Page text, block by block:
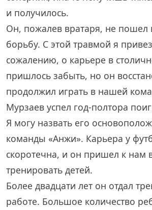
и получилось.
Он, пожалев вратаря, не пошел
борьбу. С этой травмой я
сожалению, о карьере в
пришлось забыть, но он
продолжил играть в нашей
Мурзаев успел год-полтора
Я могу назвать его
команды «Анжи». Карьера у
скоротечна, и он пришел к нам
тренировать детей.
Более двадцати лет он отдал
работе. Большое количество